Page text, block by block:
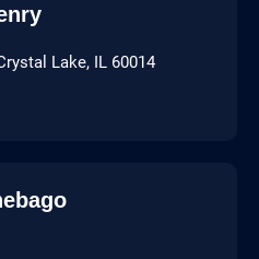
Lake, IL 60014